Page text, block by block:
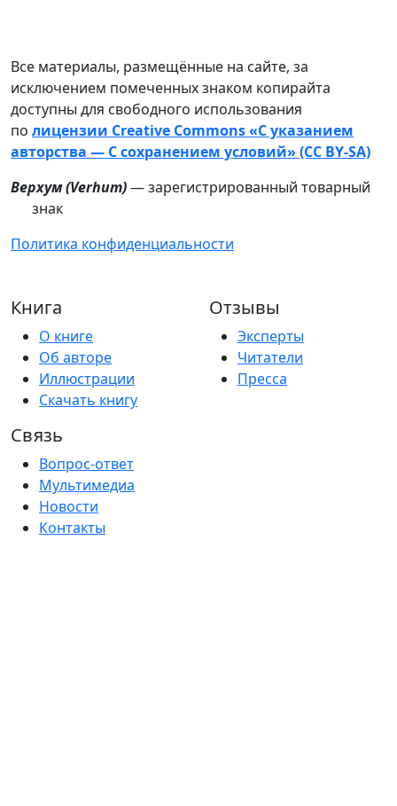
Все материалы, размещённые на сайте, за
исключением помеченных знаком копирайта
доступны для свободного использования
по лицензии Creative Commons «С указанием
авторства — С сохранением условий» (CC BY-SA)
Верхум (Verhum)— зарегистрированный товарный
знак
Политика конфиденциальности
Книга
О книге
Об авторе
Иллюстрации
Скачать книгу
Отзывы
Эксперты
Читатели
Пресса
Связь
Вопрос-ответ
Мультимедиа
Новости
Контакты